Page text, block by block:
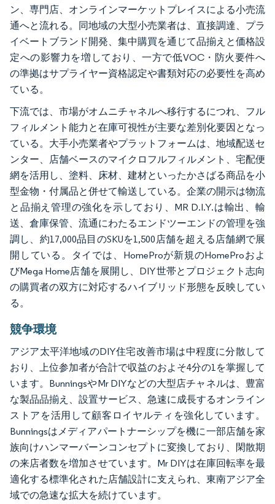
ン、専門店、オンラインマーケットプレイスによる小売流
通へと流れる。同地域の大型小売業者は、直接調達、プラ
イベートブランド開発、集中購買を通じて品揃えと価格設
定への影響力を増しており、一方で低VOC・防火要件へ
の準拠はサプライヤー資格認定や書類対応の必要性を高め
ている。
下流では、市場がオムニチャネルへ移行するにつれ、フル
フィルメント能力と在庫可視性が主要な差別化要因となっ
ている。大手小売業者やプラットフォームは、地域配送セ
ンター、店舗ベースのマイクロフルフィルメント、宅配便
網を活用し、塗料、床材、建材といったかさばる商品を小
型金物・付属品と併せて輸送している。企業の開示は物流
と品揃え管理の強化を示しており、MR D.I.Y.は輸出、輸
送、倉庫保管、流通にわたるエンドツーエンドの管理を強
調し、約17,000品目のSKUを1,500店舗を超える店舗網で展
開している。タイでは、HomeProが新規のHomeProおよ
びMega Home店舗を展開し、DIY世帯とプロジェクト志向
の購買者の双方に対応するハイブリッド形態を反映してい
る。
競争環境
アジア太平洋地域のDIY住宅改善市場は中程度に分散して
おり、上位参加者が合計で収益のおよそ4分の1を掌握して
います。BunningsやMr DIYなどの大型店チャネルは、豊富
な製品品揃え、設置サービス、急速に成長するオンライン
ストアを活用して顧客ロイヤルティを強化しています。
Bunningsはメディアパートナーシップを機に一部店舗を家
族向けハンマーバーンコンセプトに変換しており、閑散期
の来店者数を増加させています。Mr DIYは在庫回転率を最
適化する標準化された店舗設計に支えられ、東南アジア全
域での急速な拡大を続けています。